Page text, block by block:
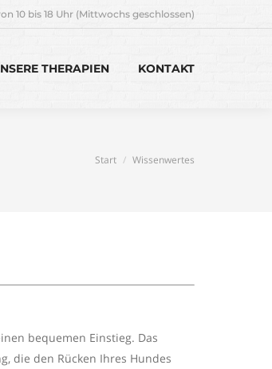
10 bis 18 Uhr (Mittwochs geschlossen)
THERAPIEN KONTAKT
Sie befinden sich hier:
Start Wissenwertes
bequemen Einstieg. Das
die den Rücken Ihres Hundes